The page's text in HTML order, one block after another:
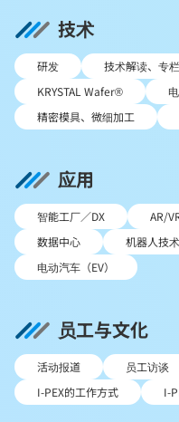
技术
研发 技术解读、专栏
KRYSTAL Wafer®
精密模具、微细加工
应用
智能工厂／DX AR/
数据中心
机器人技术
电动汽车（EV）
员工与文化
活动报道 员工访谈
I-PEX的工作方式
I-